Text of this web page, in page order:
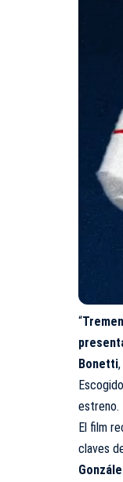
“
Bonetti
estreno.
El film
claves